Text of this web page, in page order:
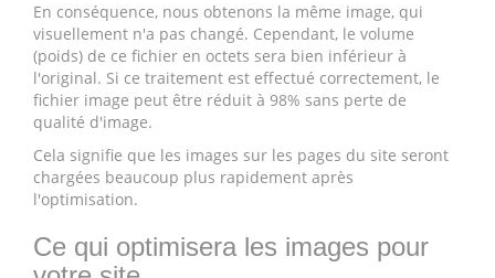
En conséquence, nous obtenons la même image, qui
visuellement n'a pas changé. Cependant, le volume
(poids) de ce fichier en octets sera bien inférieur à
l'original. Si ce traitement est effectué correctement, le
fichier image peut être réduit à 98% sans perte de
qualité d'image.
Cela signifie que les images sur les pages du site seront
chargées beaucoup plus rapidement après
l'optimisation.
Ce qui optimisera les images pour